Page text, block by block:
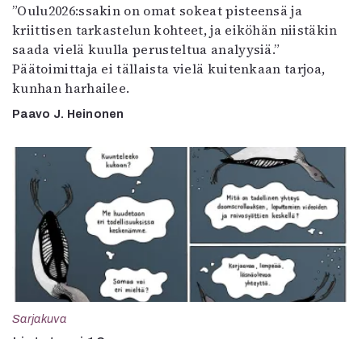
”Oulu2026:ssakin on omat sokeat pisteensä ja
kriittisen tarkastelun kohteet, ja eiköhän niistäkin
saada vielä kuulla perusteltua analyysiä.”
Päätoimittaja ei tällaista vielä kuitenkaan tarjoa,
kunhan harhailee.
Paavo J. Heinonen
Sarjakuva